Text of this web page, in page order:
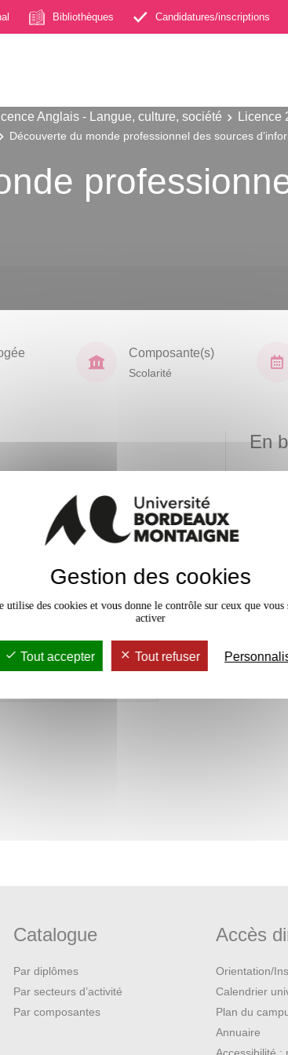
Bibliothèques Candidatures/inscriptions
Anglais - Langue, culture, société
Licence
Découverte du monde professionnel des sources
Composante(s)
Scolarité
Niveau
d'acquisition
ou
par
que les
x
En
Catalogue
Par diplômes
Par secteurs d’activité
Par composantes
Accès
Orientation/
Calendrier
Plan du
Annuaire
Gestion des cookies
utilise des cookies et vous donne le contrôle sur ceux que vous
activer
Tout accepter Tout refuser